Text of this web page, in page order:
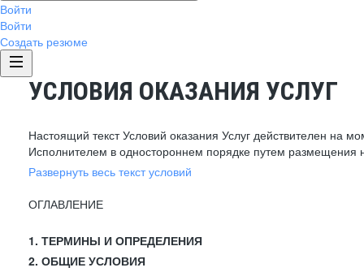
Войти
Войти
Создать резюме
УСЛОВИЯ ОКАЗАНИЯ УСЛУГ
Настоящий текст Условий оказания Услуг действителен на
Исполнителем в одностороннем порядке путем размещения
Развернуть весь текст условий
ОГЛАВЛЕНИЕ
1. ТЕРМИНЫ И ОПРЕДЕЛЕНИЯ
2. ОБЩИЕ УСЛОВИЯ